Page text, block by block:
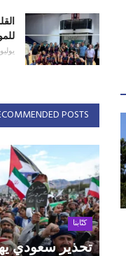
يوليو 3, 2025
POSTS
كتّابنا
تحذير سعودي